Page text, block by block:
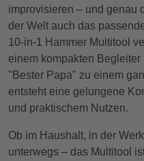
improvisieren – und genau
der Welt auch das
10-in-1 Hammer Multitool
einem kompakten
"Bester Papa" zu einem
entsteht eine gelungene
und praktischem Nutzen.
Ob im Haushalt, in der
unterwegs – das Multitool